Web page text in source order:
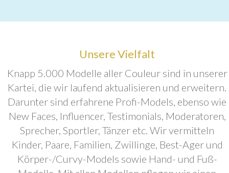
Unsere Vielfalt
Knapp 5.000 Modelle aller Couleur sind in unserer
Kartei, die wir laufend aktualisieren und erweitern.
Darunter sind erfahrene Profi-Models, ebenso wie
New Faces, Influencer, Testimonials, Moderatoren,
Sprecher, Sportler, Tänzer etc. Wir vermitteln
Kinder, Paare, Familien, Zwillinge, Best-Ager und
Körper-/Curvy-Models sowie Hand- und Fuß-